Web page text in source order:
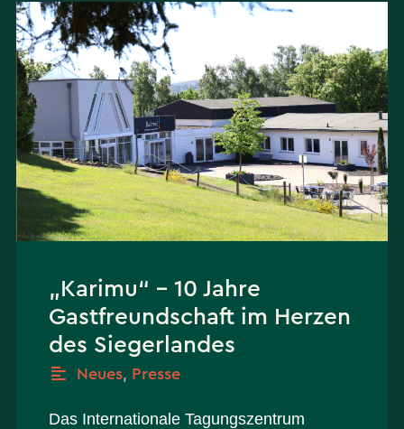
„Karimu“ – 10 Jahre
Gastfreundschaft im Herzen
des Siegerlandes
Neues, Presse
Das Internationale Tagungszentrum